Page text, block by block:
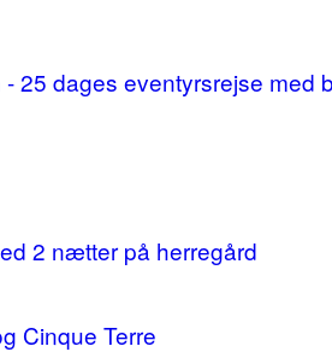
25 dages eventyrsrejse med
2 nætter på herregård
Cinque Terre